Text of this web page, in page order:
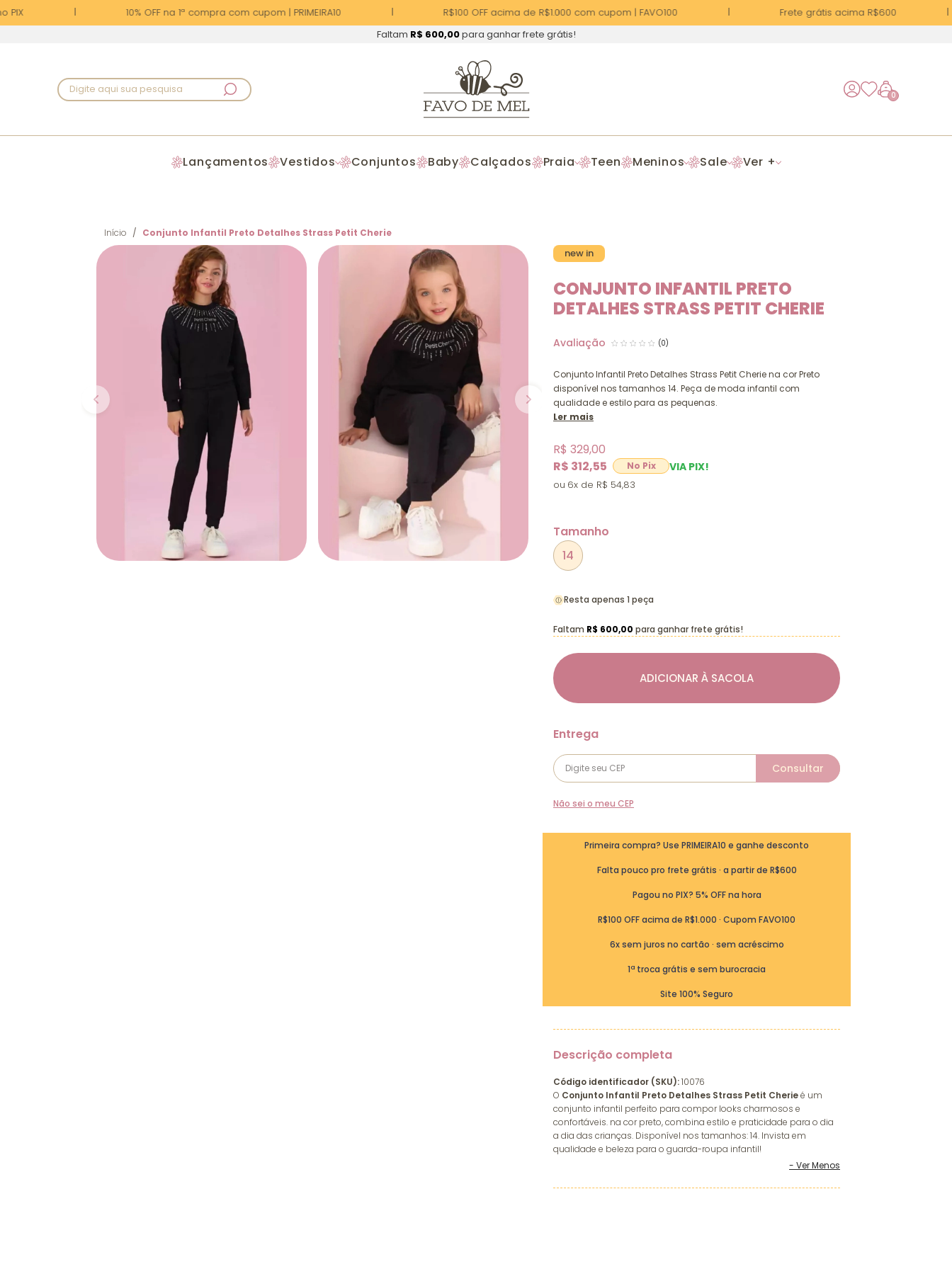
10% OFF na 1ª compra com cupom | PRIMEIRA10 R$100 OFF acima de R$1.000 com cupom | FAVO100
Frete grátis acima R$600
Faltam R$ 600,00para ganhar frete grátis!
Digite aqui sua pesquisa 0
Lançamentos Vestidos Conjuntos Baby Calçados Praia Teen Meninos Sale Ver +
Início Conjunto Infantil Preto Detalhes Strass Petit Cherie
new in
CONJUNTO INFANTIL PRETO
DETALHES STRASS PETIT CHERIE
(0)
Conjunto Infantil Preto Detalhes Strass Petit Cherie na cor Preto
disponível nos tamanhos 14. Peça de moda infantil com
qualidade e estilo para as pequenas.
Ler mais
R$ 312,55 VIA PIX!
R$ 329,00
6x R$ 54,83
Tamanho
14
ADICIONAR À SACOLA
Resta apenas 1 peça
Faltam R$ 600,00 para ganhar frete grátis!
Não sei o meu CEP
Primeira compra? Use PRIMEIRA10 e ganhe desconto
Falta pouco pro frete grátis · a partir de R$600
Pagou no PIX? 5% OFF na hora
R$100 OFF acima de R$1.000 · Cupom FAVO100
6x sem juros no cartão · sem acréscimo
1ª troca grátis e sem burocracia
Site 100% Seguro
Descrição completa
Código identificador (SKU):10076
O Conjunto Infantil Preto Detalhes Strass Petit Cherieé um
conjunto infantil perfeito para compor looks charmosos e
confortáveis. na cor preto, combina estilo e praticidade para o dia
a dia das crianças. Disponível nos tamanhos: 14. Invista em
qualidade e beleza para o guarda-roupa infantil!